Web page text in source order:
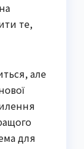
те,
але
для